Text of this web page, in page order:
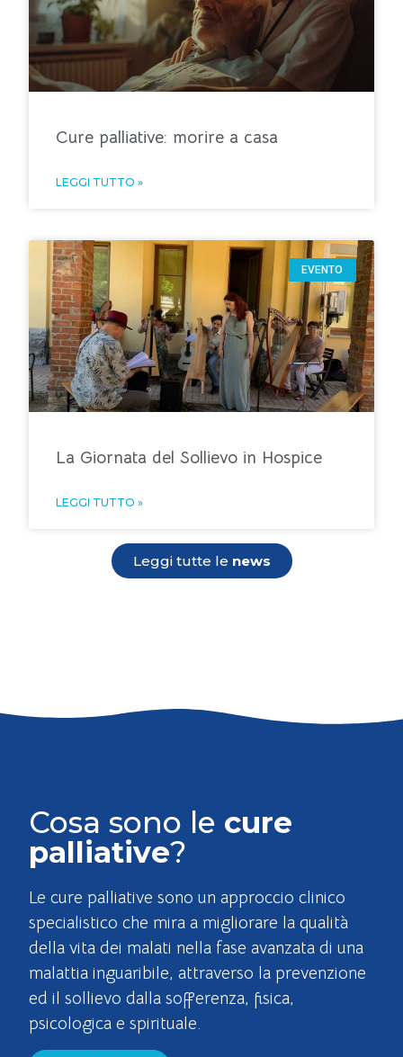
Cure palliative: morire a casa
LEGGI TUTTO »
EVENTO
La Giornata del Sollievo in Hospice
LEGGI TUTTO »
Leggi tutte le news
Cosa sono le cure
palliative?
Le cure palliative sono un approccio clinico
specialistico che mira a migliorare la qualità
della vita dei malati nella fase avanzata di una
malattia inguaribile, attraverso la prevenzione
ed il sollievo dalla sofferenza, fisica,
psicologica e spirituale.